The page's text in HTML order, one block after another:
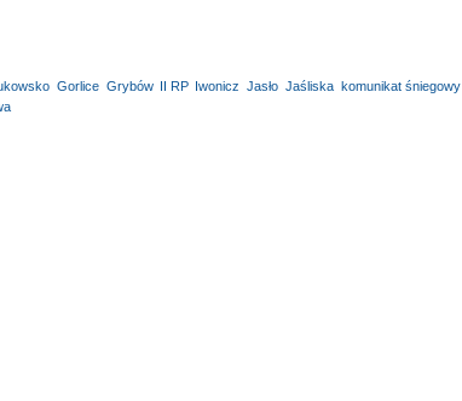
Gorlice Grybów, II RP, Iwonicz Jasło Jaśliska komunikat śniegowy,